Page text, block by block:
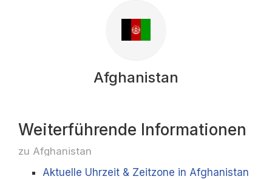
Afghanistan
Weiterführende Informationen
zu Afghanistan
Aktuelle Uhrzeit & Zeitzone in Afghanistan